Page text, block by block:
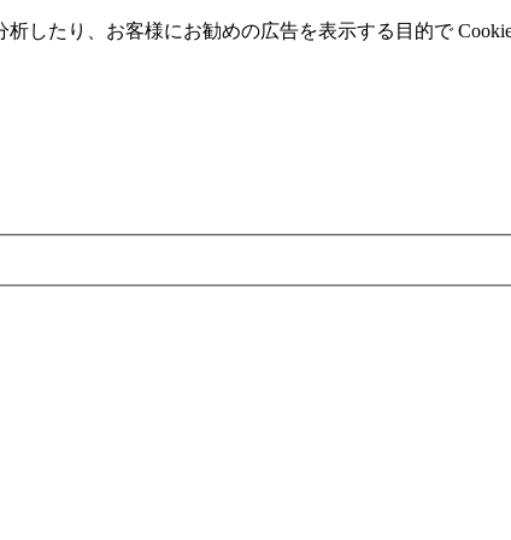
したり、お客様にお勧めの広告を表⽰する⽬的で